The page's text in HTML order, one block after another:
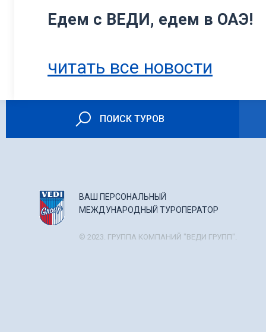
Едем с ВЕДИ, едем в ОАЭ!
читать все новости
ПОИСК ТУРОВ
ВАШ ПЕРСОНАЛЬНЫЙ
МЕЖДУНАРОДНЫЙ ТУРОПЕРАТОР
© 2023. ГРУППА КОМПАНИЙ "ВЕДИ ГРУПП".